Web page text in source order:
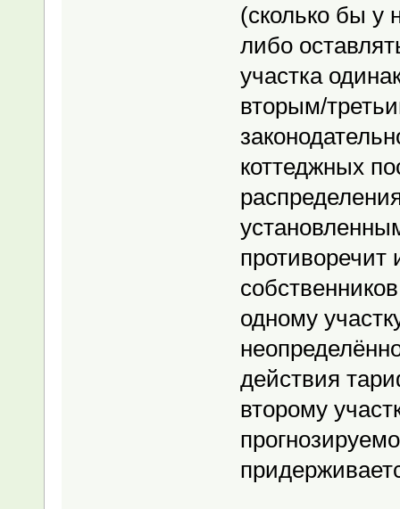
(сколько бы у
либо
участка
вторым/
коттеджных
одному
действия
второму